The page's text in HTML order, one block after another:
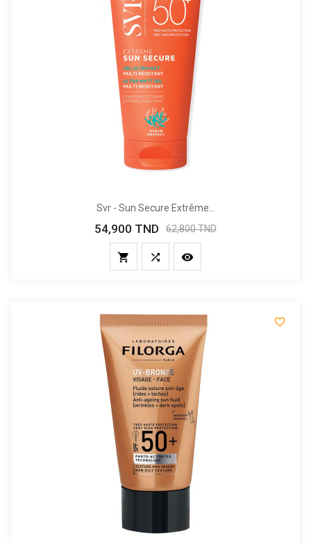
Svr - Sun Secure Extrême...
Prix
54,900 TND
Prix
62,800 TND
  
